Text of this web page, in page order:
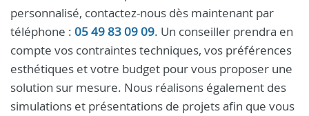
personnalisé, contactez-nous dès maintenant par
téléphone : 05 49 83 09 09. Un conseiller prendra en
compte vos contraintes techniques, vos préférences
esthétiques et votre budget pour vous proposer une
solution sur mesure. Nous réalisons également des
simulations et présentations de projets afin que vous